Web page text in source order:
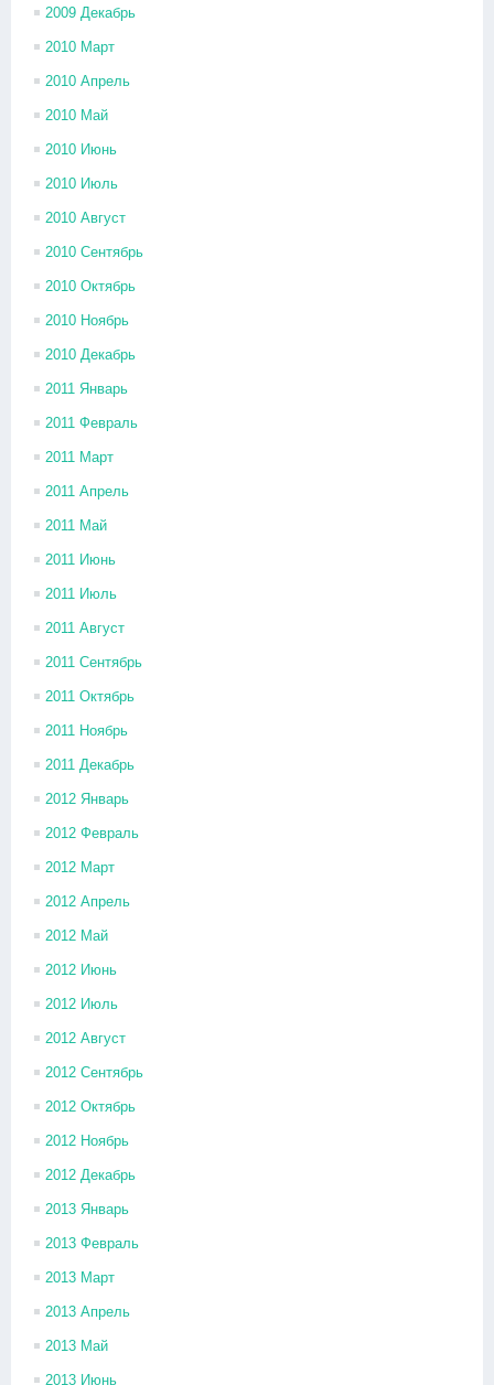
2009 Декабрь
2010 Март
2010 Апрель
2010 Май
2010 Июнь
2010 Июль
2010 Август
2010 Сентябрь
2010 Октябрь
2010 Ноябрь
2010 Декабрь
2011 Январь
2011 Февраль
2011 Март
2011 Апрель
2011 Май
2011 Июнь
2011 Июль
2011 Август
2011 Сентябрь
2011 Октябрь
2011 Ноябрь
2011 Декабрь
2012 Январь
2012 Февраль
2012 Март
2012 Апрель
2012 Май
2012 Июнь
2012 Июль
2012 Август
2012 Сентябрь
2012 Октябрь
2012 Ноябрь
2012 Декабрь
2013 Январь
2013 Февраль
2013 Март
2013 Апрель
2013 Май
2013 Июнь